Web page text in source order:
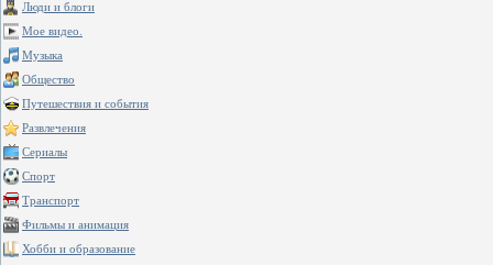
Люди и блоги
Мое видео.
Музыка
Общество
Путешествия и события
Развлечения
Сериалы
Спорт
Транспорт
Фильмы и анимация
Хобби и образование